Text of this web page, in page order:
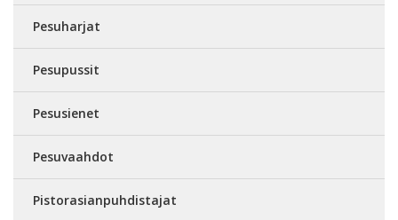
Pesuharjat
Pesupussit
Pesusienet
Pesuvaahdot
Pistorasianpuhdistajat